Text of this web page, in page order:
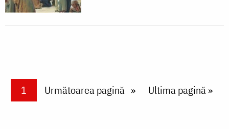
PaginareCurrent page
1 Next page
Următoarea pagină Last page
Ultima pagină »